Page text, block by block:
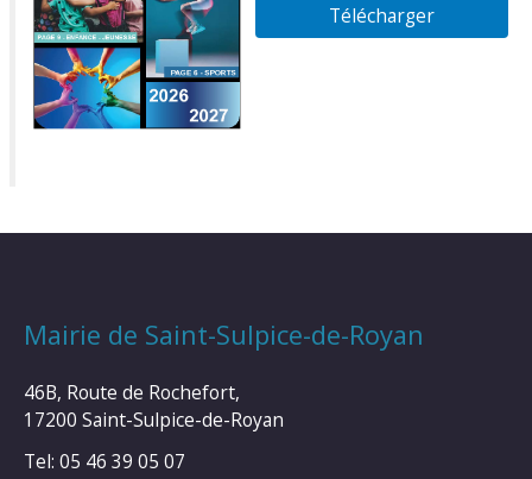
Télécharger
Mairie de Saint-Sulpice-de-Royan
46B, Route de Rochefort,
17200 Saint-Sulpice-de-Royan
Tel: 05 46 39 05 07